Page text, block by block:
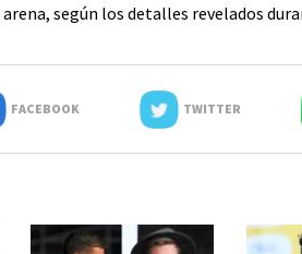
según los detalles revelados
FACEBOOK TWITTER